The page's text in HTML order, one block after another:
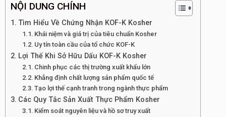
NỘI DUNG CHÍNH
Tìm Hiểu Về Chứng Nhận KOF-K Kosher
Khái niệm và giá trị của tiêu chuẩn Kosher
Uy tín toàn cầu của tổ chức KOF-K
Lợi Thế Khi Sở Hữu Dấu KOF-K Kosher
Chinh phục các thị trường xuất khẩu lớn
Khẳng định chất lượng sản phẩm quốc tế
Tạo lợi thế cạnh tranh trong ngành thực phẩm
Các Quy Tắc Sản Xuất Thực Phẩm Kosher
Kiểm soát nguyên liệu và hồ sơ truy xuất